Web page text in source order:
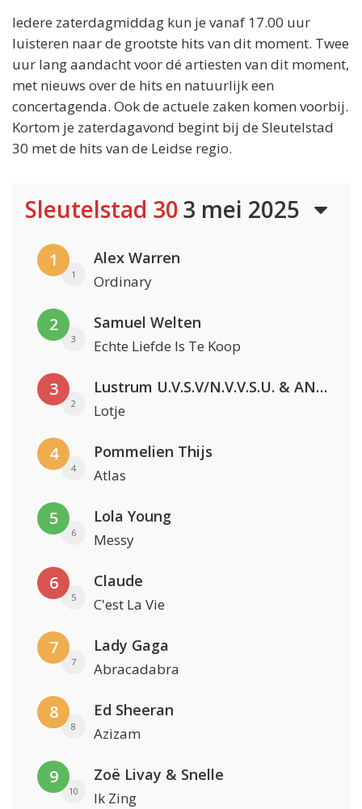
Iedere zaterdagmiddag kun je vanaf 17.00 uur
luisteren naar de grootste hits van dit moment. Twee
uur lang aandacht voor dé artiesten van dit moment,
met nieuws over de hits en natuurlijk een
concertagenda. Ook de actuele zaken komen voorbij.
Kortom je zaterdagavond begint bij de Sleutelstad
30 met de hits van de Leidse regio.
Sleutelstad 303 mei 2025
1
1
Alex Warren
Ordinary
2
3
Samuel Welten
Echte Liefde Is Te Koop
3
2
Lustrum U.V.S.V/N.V.V.S.U. & ANNO ONS & Jopke van Dobbenburgh & Roeland Beelen
Lotje
4
4
Pommelien Thijs
Atlas
5
6
Lola Young
Messy
6
5
Claude
C'est La Vie
7
7
Lady Gaga
Abracadabra
8
8
Ed Sheeran
Azizam
9
10
Zoë Livay & Snelle
Ik Zing